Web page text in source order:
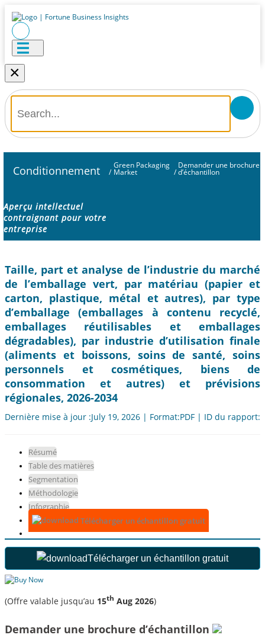
×
Conditionnement /
Green Packaging
Market /
Demander une brochure
d’échantillon
Aperçu intellectuel
contraignant pour votre
entreprise
Taille, part et analyse de l’industrie du marché
de l’emballage vert, par matériau (papier et
carton, plastique, métal et autres), par type
d’emballage (emballages à contenu recyclé,
emballages réutilisables et emballages
dégradables), par industrie d’utilisation finale
(aliments et boissons, soins de santé, soins
personnels et cosmétiques, biens de
consommation et autres) et prévisions
régionales, 2026-2034
Dernière mise à jour :July 19, 2026 | Format:PDF | ID du rapport:
Résumé
Table des matières
Segmentation
Méthodologie
Infographie
Télécharger un échantillon gratuit
Télécharger un échantillon gratuit
(Offre valable jusqu’au 15th Aug 2026)
Demander une brochure d’échantillon